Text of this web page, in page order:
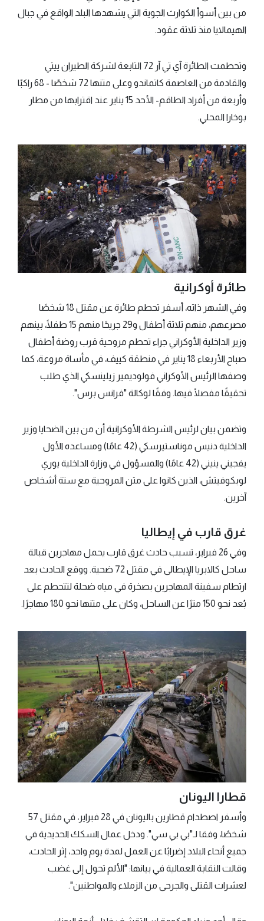
من بين أسوأ الكوارث الجوية التي يشهدها البلد الواقع في جبال
الهيمالايا منذ ثلاثة عقود.
وتحطمت الطائرة آي تي آر 72 التابعة لشركة الطيران ييتي
والقادمة من العاصمة كاتماندو وعلى متنها 72 شخصًا - 68 راكبًا
وأربعة من أفراد الطاقم- الأحد 15 يناير عند اقترابها من مطار
بوخارا المحلي.
طائرة أوكرانية
وفي الشهر ذاته، أسفر تحطم طائرة عن مقتل 18 شخصًا
مصرعهم، منهم ثلاثة أطفال و29 جريحًا منهم 15 طفلًا، بينهم
وزير الداخلية الأوكراني جراء تحطم مروحية قرب روضة أطفال
صباح الأربعاء 18 يناير في منطقة كييف، في مأساة مروعة، كما
وصفها الرئيس الأوكراني فولوديمير زيلينسكي الذي طلب
تحقيقًا مفصلًا فيها. وفقًا لوكالة "فرانس برس".
وتضمن بيان لرئيس الشرطة الأوكرانية أن من بين الضحايا وزير
الداخلية دنيس موناستيرسكي (42 عامًا) ومساعده الأول
يفجيني ينيني (42 عامًا) والمسؤول في وزارة الداخلية يوري
لوبكوفيتش، الذين كانوا على متن المروحية مع ستة أشخاص
آخرين.
غرق قارب في إيطاليا
وفي 26 فبراير، تسبب حادث غرق قارب يحمل مهاجرين قبالة
ساحل كالابريا الإيطالى في مقتل 72 ضحية. ووقع الحادث بعد
ارتطام سفينة المهاجرين بصخرة في مياه ضحلة لتتحطم على
بُعد نحو 150 مترًا عن الساحل، وكان على متنها نحو 180 مهاجرًا.
قطارا اليونان
وأسفر اصطدام قطارين باليونان في 28 فبراير، في مقتل 57
شخصًا، وفقا لـ"بي بي سي". ودخل عمال السكك الحديدية في
جميع أنحاء البلاد إضرابًا عن العمل لمدة يوم واحد، إثر الحادث،
وقالت النقابة العمالية في بيانها: "الألم تحول إلى غضب
لعشرات القتلى والجرحى من الزملاء والمواطنين".